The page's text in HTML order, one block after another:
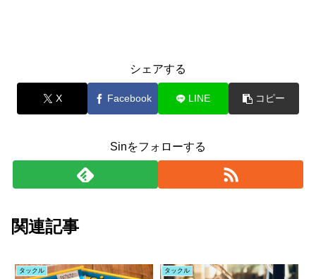
シェアする
X Facebook LINE コピー
Sinをフォローする
関連記事
タックル タックル